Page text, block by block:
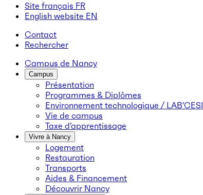
Site français FR
English website EN
Contact
Rechercher
Campus de Nancy
Campus
Présentation
Programmes & Diplômes
Environnement technologique / LAB’CESI
Vie de campus
Taxe d’apprentissage
Vivre à Nancy
Logement
Restauration
Transports
Aides & Financement
Découvrir Nancy